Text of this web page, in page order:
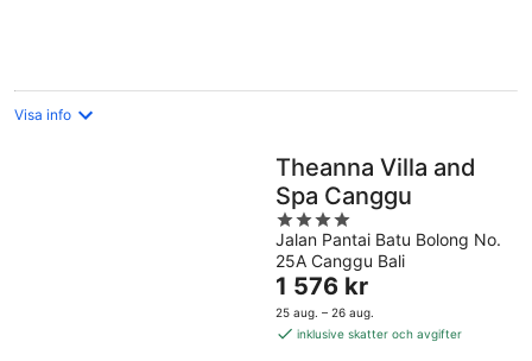
Visa info
Theanna Villa and
Spa Canggu
4
out
of
5
Jalan Pantai Batu Bolong No.
25A Canggu Bali
Priset
är
1 576 kr
1 576 kr
25 aug. – 26 aug.
inklusive skatter och avgifter